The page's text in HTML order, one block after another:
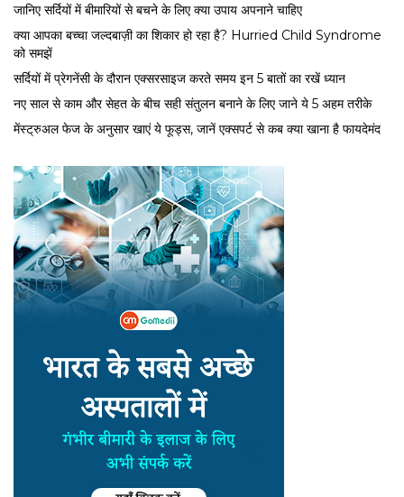
जानिए सर्दियों में बीमारियों से बचने के लिए क्या उपाय अपनाने चाहिए
क्या आपका बच्चा जल्दबाज़ी का शिकार हो रहा है? Hurried Child Syndrome
को समझें
सर्द‍ियों में प्रेगनेंसी के दौरान एक्सरसाइज करते समय इन 5 बातों का रखें ध्यान
नए साल से काम और सेहत के बीच सही संतुलन बनाने के लिए जाने ये 5 अहम तरीके
मेंस्ट्रुअल फेज के अनुसार खाएं ये फूड्स, जानें एक्सपर्ट से कब क्या खाना है फायदेमंद